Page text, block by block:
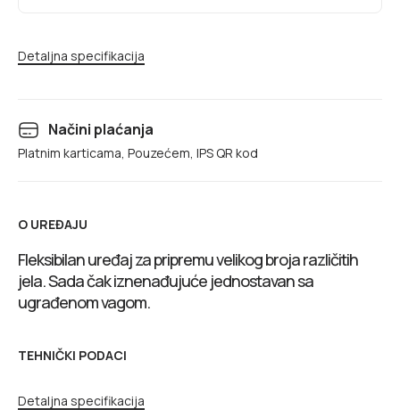
Detaljna specifikacija
Načini plaćanja
Platnim karticama, Pouzećem, IPS QR kod
O UREĐAJU
Fleksibilan uređaj za pripremu velikog broja različitih
jela. Sada čak iznenađujuće jednostavan sa
ugrađenom vagom.
TEHNIČKI PODACI
Detaljna specifikacija